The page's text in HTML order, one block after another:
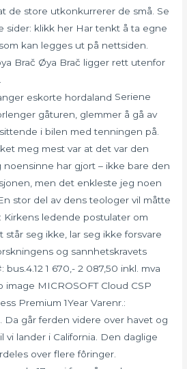
de store utkonkurrerer de små. Se
sider: klikk her Har tenkt å ta egne
kan legges ut på nettsiden.
Brač Øya Brač ligger rett utenfor
Seriene
gåturen, glemmer å gå av
i bilen med tenningen på.
meg mest var at det var den
noensinne har gjort – ikke bare den
men det enkleste jeg noen
stor del av dens teologer vil måtte
Kirkens ledende postulater om
står seg ikke, lar seg ikke forsvare
og sannhetskravets
bus.4.12 1 670,- 2 087,50 inkl. mva
image MICROSOFT Cloud CSP
Premium 1Year Varenr.:
Da går ferden videre over havet og
vi lander i California. Den daglige
over flere fôringer.